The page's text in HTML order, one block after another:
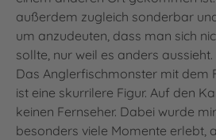
außerdem zugleich sonderbar
um anzudeuten, dass man sich
sollte, nur weil es anders aussieht.
Das Anglerfischmonster mit dem
ist eine skurrilere Figur. Auf den
keinen Fernseher. Dabei wurde
besonders viele Momente erlebt,